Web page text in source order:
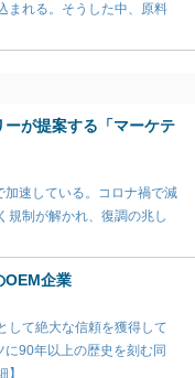
まれる。そうした中、原料
が提案する「マーケテ
速している。コロナ禍で減
規制が解かれ、復調の兆し
OEM企業
して絶大な信頼を獲得して
90年以上の歴史を刻む同